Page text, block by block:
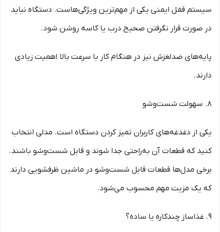
سیستم قفل ایمنی یکی از مهم‌ترین ویژگی‌هاست. دستگاه نباید
در صورت قرار نگرفتن صحیح درب یا کاسه روشن شود.
پایه‌های ضدلغزش نیز در هنگام کار با سرعت بالا اهمیت زیادی
دارند.
8. سهولت شست‌وشو
یکی از دغدغه‌های کاربران تمیز کردن دستگاه است. مدلی انتخاب
کنید که قطعات آن به‌راحتی جدا شوند و قابل شست‌وشو باشند.
برخی مدل‌ها قطعات قابل شست‌وشو در ماشین ظرفشویی دارند
که یک مزیت مهم محسوب می‌شود.
9. غذاساز چندکاره یا ساده؟